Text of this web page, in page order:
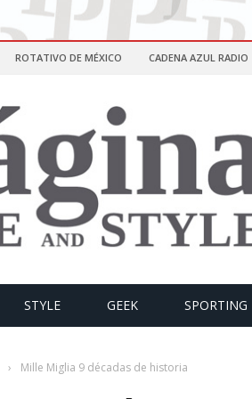
ROTATIVO DE MÉXICO CADENA AZUL RADIO
STYLE GEEK SPORTING
› Mille Miglia 9 décadas de historia